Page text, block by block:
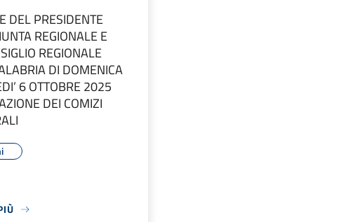
DEL PRESIDENTE
REGIONALE E
REGIONALE
DI DOMENICA
6 OTTOBRE 2025
DEI COMIZI